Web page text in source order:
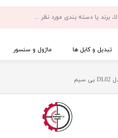
تبدیل و کابل ها ماژول و سنسور